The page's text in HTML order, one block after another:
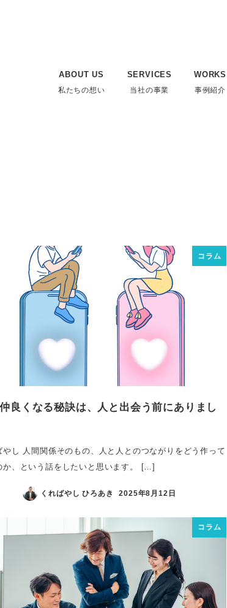
ABOUT US
私たちの想い
SERVICES
当社の事業
WORKS
事例紹介
コラム
良くなる秘訣は、人と出会う前にありまし
やし 人間関係そのもの、人と人とのつながりをどう作って
か、という話をしたいと思います。 […]
くればやし ひろあき 2025年8月12日
コラム